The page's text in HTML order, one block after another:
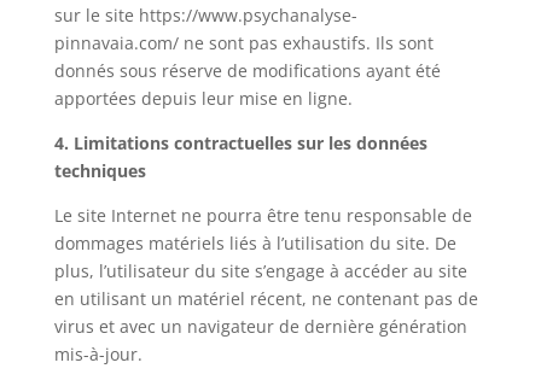
sur le site https://www.psychanalyse-
pinnavaia.com/ ne sont pas exhaustifs. Ils sont
donnés sous réserve de modifications ayant été
apportées depuis leur mise en ligne.
4. Limitations contractuelles sur les données
techniques
Le site Internet ne pourra être tenu responsable de
dommages matériels liés à l’utilisation du site. De
plus, l’utilisateur du site s’engage à accéder au site
en utilisant un matériel récent, ne contenant pas de
virus et avec un navigateur de dernière génération
mis-à-jour.‍